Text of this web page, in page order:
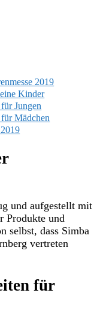
2019
Kinder
Jungen
Mädchen
und aufgestellt mit
Produkte und
selbst, dass Simba
vertreten
für